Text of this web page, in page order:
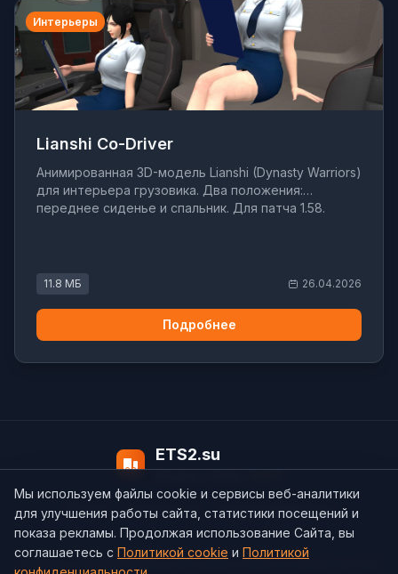
Интерьеры
Lianshi Co-Driver
Анимированная 3D-модель Lianshi (Dynasty Warriors)
для интерьера грузовика. Два положения:
переднее сиденье и спальник. Для патча 1.58.
11.8 МБ 26.04.2026
Подробнее
ETS2.su
О нас Контакты support@ets2.su
Политика конфиденциальности
Мы используем файлы cookie и сервисы веб-аналитики
для улучшения работы сайта, статистики посещений и
показа рекламы. Продолжая использование Сайта, вы
соглашаетесь с Политикой cookie и Политикой